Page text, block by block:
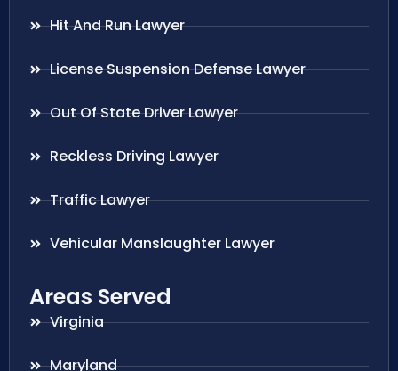
Hit And Run Lawyer
License Suspension Defense Lawyer
Out Of State Driver Lawyer
Reckless Driving Lawyer
Traffic Lawyer
Vehicular Manslaughter Lawyer
Areas Served
Virginia
Maryland